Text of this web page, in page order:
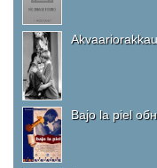
Bajo la piel